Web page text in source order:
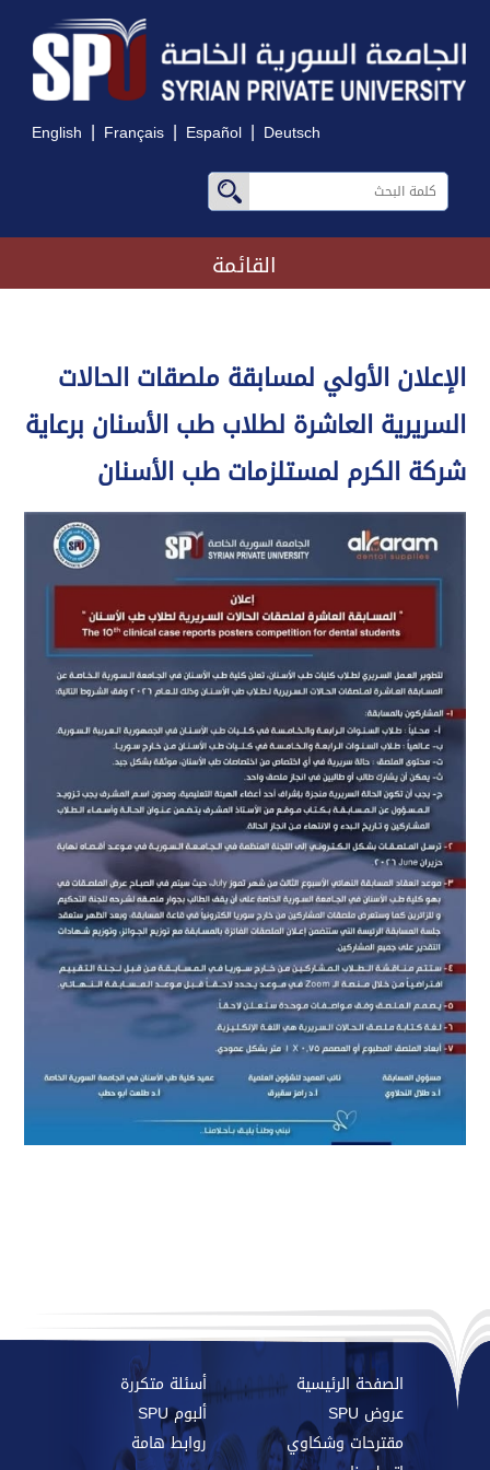
English | Français | Español | Deutsch
القائمة
الإعلان الأولي لمسابقة ملصقات الحالات
السريرية العاشرة لطلاب طب الأسنان برعاية
شركة الكرم لمستلزمات طب الأسنان
الصفحة الرئيسية
أسئلة متكررة
عروض SPU
ألبوم SPU
مقترحات وشكاوي
روابط هامة